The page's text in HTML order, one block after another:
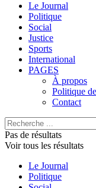
Le Journal
Politique
Social
Justice
Sports
International
PAGES
À propos
Politique
Contact
Pas de résultats
Voir tous les résultats
Le Journal
Politique